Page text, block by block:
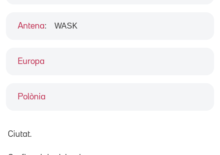
Europa
Polònia
Antena: WASK
Ciutat.